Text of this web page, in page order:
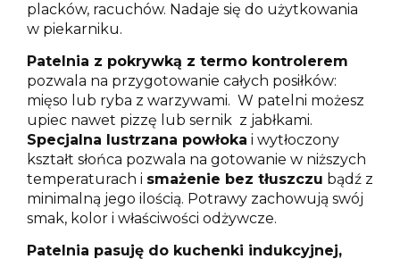
placków, racuchów. Nadaje się do użytkowania
w piekarniku.
Patelnia z pokrywką z termo kontrolerem
pozwala na przygotowanie całych posiłków:
mięso lub ryba z warzywami. W patelni możesz
upiec nawet pizzę lub sernik z jabłkami.
Specjalna lustrzana powłoka i wytłoczony
kształt słońca pozwala na gotowanie w niższych
temperaturach i smażenie bez tłuszczu bądź z
minimalną jego ilością. Potrawy zachowują swój
smak, kolor i właściwości odżywcze.
Patelnia pasuję do kuchenki indukcyjnej,